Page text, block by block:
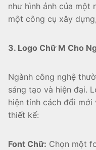
như hình ảnh của một
một công cụ xây
3. Logo Chữ M Cho
Ngành công nghệ
sáng tạo và hiện đại.
hiện tính cách đổi
thiết kế:
Font Chữ: Chọn một